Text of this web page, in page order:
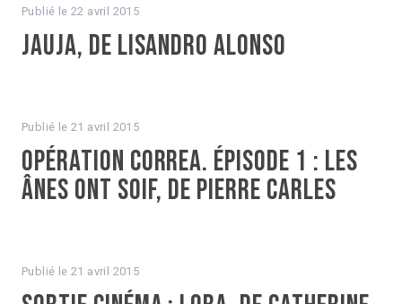
Publié le22 avril 2015
Jauja, de Lisandro Alonso
Publié le21 avril 2015
Opération Correa. Épisode 1 : Les
Ânes ont soif, de Pierre Carles
Publié le21 avril 2015